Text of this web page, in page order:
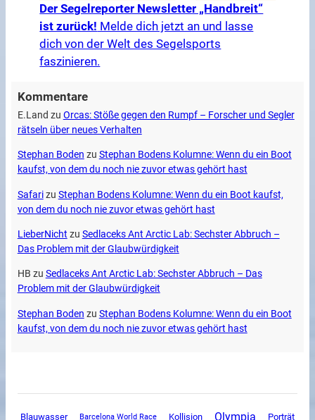
Der Segelreporter Newsletter „Handbreit“
ist zurück! Melde dich jetzt an und lasse
dich von der Welt des Segelsports
faszinieren.
Kommentare
E.Land zu Orcas: Stöße gegen den Rumpf – Forscher und Segler
rätseln über neues Verhalten
Stephan Boden zu Stephan Bodens Kolumne: Wenn du ein Boot
kaufst, von dem du noch nie zuvor etwas gehört hast
Safarizu Stephan Bodens Kolumne: Wenn du ein Boot kaufst,
von dem du noch nie zuvor etwas gehört hast
LieberNicht zu Sedlaceks Ant Arctic Lab: Sechster Abbruch –
Das Problem mit der Glaubwürdigkeit
HB zu Sedlaceks Ant Arctic Lab: Sechster Abbruch – Das
Problem mit der Glaubwürdigkeit
Stephan Boden zu Stephan Bodens Kolumne: Wenn du ein Boot
kaufst, von dem du noch nie zuvor etwas gehört hast
Blauwasser Barcelona World Race Kollision Olympia Porträt